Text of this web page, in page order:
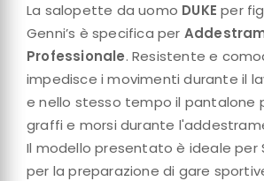
La salopette da uomo DUKEper
Genni’s è specifica per
Professionale. Resistente e
impedisce i movimenti durante il
e nello stesso tempo il pantalone
graffi e morsi durante
Il modello presentato è ideale per
per la preparazione di gare